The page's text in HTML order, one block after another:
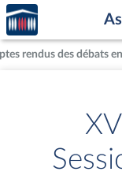
Aller au contenu
Aller en bas de la
Accèder
à la
page
d'accueil
XV